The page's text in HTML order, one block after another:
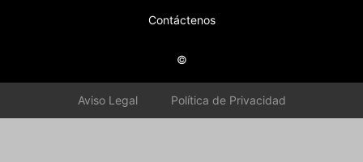
Contáctenos
©
Aviso Legal Política de Privacidad